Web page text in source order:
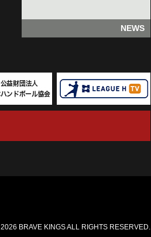
NEWS
2026 BRAVE KINGS ALL RIGHTS RESERVED.